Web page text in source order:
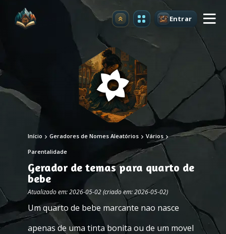
Atualizar Entrar
Início Geradores de Nomes Aleatórios Vários
Parentalidade
Gerador de temas para quarto de
bebe
Atualizado em: 2026-05-02 (criado em: 2026-05-02)
Um quarto de bebe marcante nao nasce
apenas de uma tinta bonita ou de um movel